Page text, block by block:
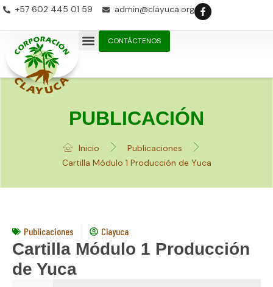
+57 602 445 01 59 admin@clayuca.org
CONTÁCTENOS
PUBLICACIÓN
Inicio
Publicaciones
Cartilla Módulo 1 Producción de Yuca
Publicaciones Clayuca
Cartilla Módulo 1 Producción
de Yuca